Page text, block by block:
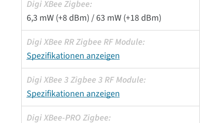
6,3 mW (+8 dBm) / 63 mW (+18 dBm)
Spezifikationen anzeigen
Spezifikationen anzeigen